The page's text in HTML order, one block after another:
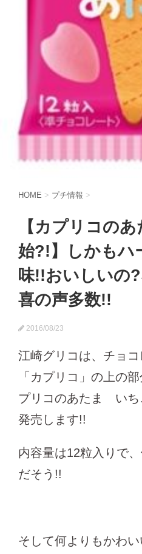
HOME > プチ情報 >
【カプリコの
始?!】しかもハ
味!!おいしいの
喜の声多数!!
2016/08/23
江崎グリコは、チョ
「カプリコ」の上の
プリコのあたま いち
発売します!!
内容量は12粒入りで
だそう!!
そして何よりもかわ